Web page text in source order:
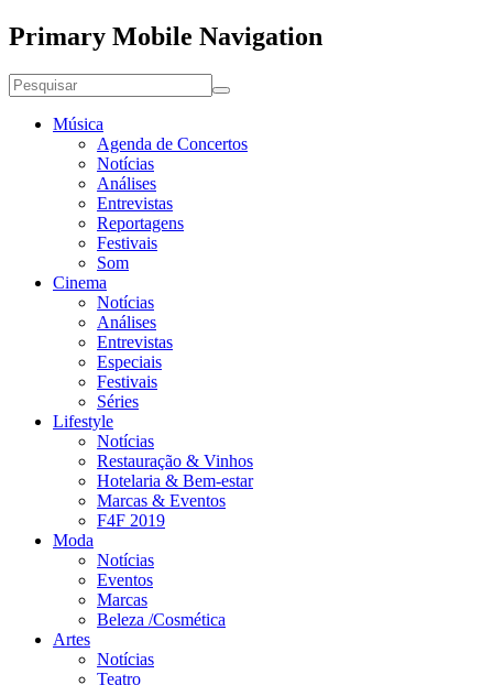
Primary Mobile Navigation
Música
Agenda de Concertos
Notícias
Análises
Entrevistas
Reportagens
Festivais
Som
Cinema
Notícias
Análises
Entrevistas
Especiais
Festivais
Séries
Lifestyle
Notícias
Restauração & Vinhos
Hotelaria & Bem-estar
Marcas & Eventos
F4F 2019
Moda
Notícias
Eventos
Marcas
Beleza /Cosmética
Artes
Notícias
Teatro